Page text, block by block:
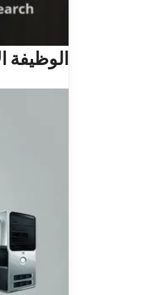
الوظيفة